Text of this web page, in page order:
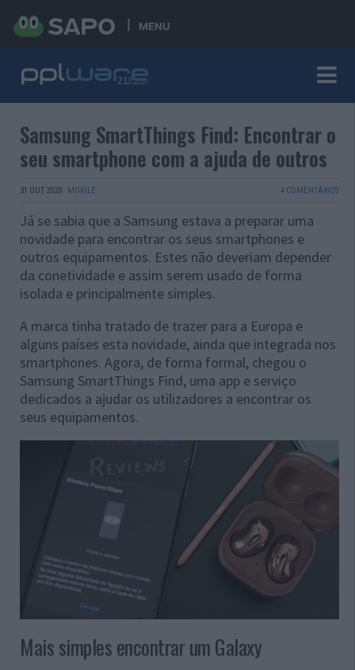
MENU
Samsung SmartThings Find: Encontrar o
seu smartphone com a ajuda de outros
31 OUT 2020 · MOBILE 4 COMENTÁRIOS
Já se sabia que a Samsung estava a preparar uma
novidade para encontrar os seus smartphones e
outros equipamentos. Estes não deveriam depender
da conetividade e assim serem usado de forma
isolada e principalmente simples.
A marca tinha tratado de trazer para a Europa e
alguns países esta novidade, ainda que integrada nos
smartphones. Agora, de forma formal, chegou o
Samsung SmartThings Find, uma app e serviço
dedicados a ajudar os utilizadores a encontrar os
seus equipamentos.
Mais simples encontrar um Galaxy